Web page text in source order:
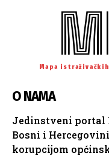
Mapa
O NAMA
Jedinstveni portal
Bosni i
korupcijom